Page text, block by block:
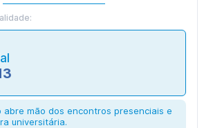
abre mão dos encontros presenciais e
universitária.